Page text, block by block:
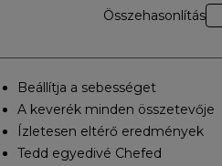
Összehasonlítás
Beállítja a sebességet
A keverék minden összetevője
Ízletesen eltérő eredmények
Tedd egyedivé Chefed